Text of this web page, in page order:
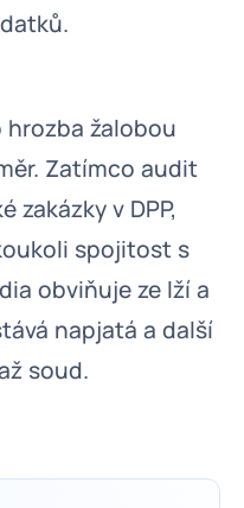
hrozba žalobou
Zatímco audit
zakázky v DPP,
spojitost s
obviňuje ze lží a
napjatá a další
soud.